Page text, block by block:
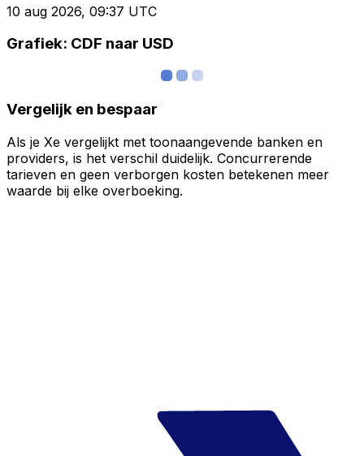
10 aug 2026, 09:37 UTC
Grafiek: CDF naar USD
Vergelijk en bespaar
Als je Xe vergelijkt met toonaangevende banken en
providers, is het verschil duidelijk. Concurrerende
tarieven en geen verborgen kosten betekenen meer
waarde bij elke overboeking.